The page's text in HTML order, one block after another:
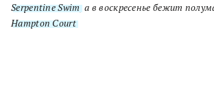
Serpentine Swim, а в воскресенье бежит
Hampton Court.